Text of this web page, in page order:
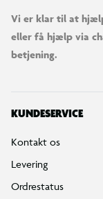
Vi er klar til at
eller få hjælp via
betjening.
KUNDESERVICE
Kontakt os
Levering
Ordrestatus